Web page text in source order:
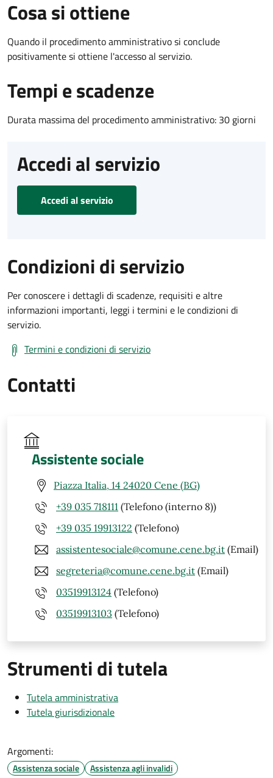
Cosa si ottiene
Quando il procedimento amministrativo si conclude
positivamente si ottiene l'accesso al servizio.
Tempi e scadenze
Durata massima del procedimento amministrativo: 30 giorni
Accedi al servizio
Accedi al servizio
Condizioni di servizio
Per conoscere i dettagli di scadenze, requisiti e altre
informazioni importanti, leggi i termini e le condizioni di
servizio.
Termini e condizioni di servizio
Contatti
Assistente sociale
Piazza Italia, 14 24020 Cene (BG)
+39 035 718111 (Telefono (interno 8))
+39 035 19913122 (Telefono)
assistentesociale@comune.cene.bg.it (Email)
segreteria@comune.cene.bg.it (Email)
03519913124 (Telefono)
03519913103 (Telefono)
Strumenti di tutela
Tutela amministrativa
Tutela giurisdizionale
Argomenti:
Assistenza sociale Assistenza agli invalidi